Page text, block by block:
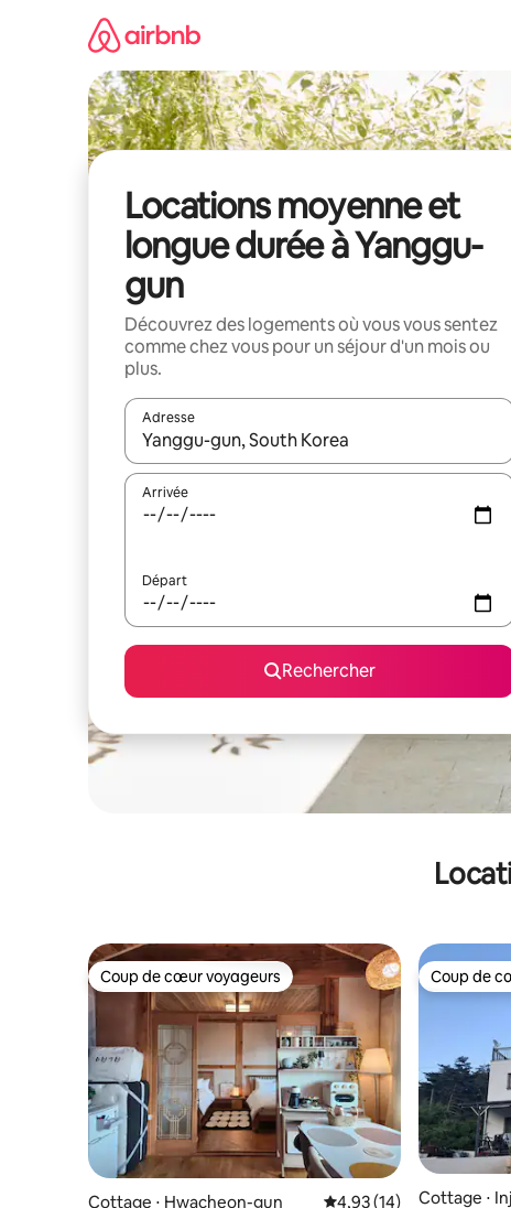
Locations moyenne et
longue durée à Yanggu-
gun
Découvrez des logements où vous vous sentez
comme chez vous pour un séjour d'un mois ou
plus.
Adresse
Lorsque les résultats s'affichent, utilisez les flèches
Arrivée
Départ
Rechercher
Coup de cœur voyageurs
Coup de cœur voyageurs
Cottage ⋅ Hwacheon-gun Évaluation moyenne sur
4,93 (14)
Coup de
Coup de
Cottage ⋅